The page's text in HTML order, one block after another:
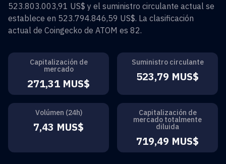
523.803.003,91 US$ y el suministro circulante actual se
establece en 523.794.846,59 US$. La clasificación
actual de Coingecko de ATOM es 82.
Capitalización de
mercado
271,31 MUS$
Suministro circulante
523,79 MUS$
Volúmen (24h)
7,43 MUS$
Capitalización de
mercado totalmente
diluida
719,49 MUS$